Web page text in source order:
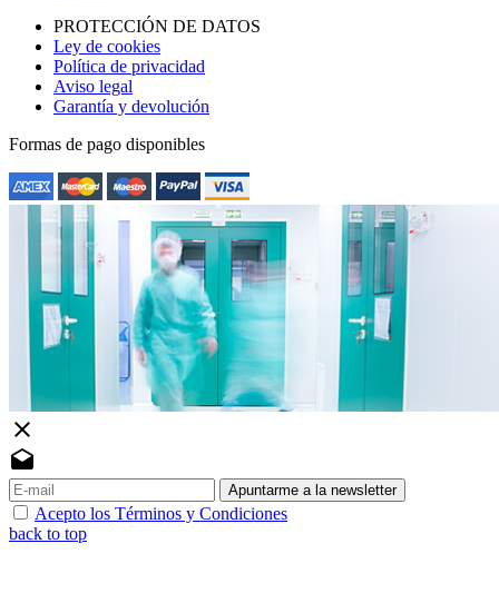
PROTECCIÓN DE DATOS
Ley de cookies
Política de privacidad
Aviso legal
Garantía y devolución
Formas de pago disponibles
close
drafts
Apuntarme a la newsletter
Acepto los Términos y Condiciones
back to top